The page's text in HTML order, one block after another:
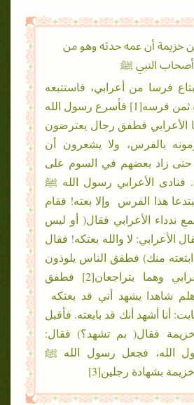
خزيمة أن عمه حدثه وهو من
أصحاب النبي ﷺ
فرسا من أعرابي، فاستتبعه
النبي ﷺ؛ ليقضيه ثمن فرسه[1] فأسرع رسول الله
الأعرابي فطفق رجال يعترضون
بالفرس، ولا يشعرون أن
حتى زاد بعضهم في السوم على
فنادى الأعرابي رسول الله ﷺ
هذا الفرس وإلا بعته! فقام
ندداء الأعرابي فقال( أو ليس
الأعرابي: لا والله بعتكه! فقال
منك) فطفق الناس يلوذون
بالنبي ﷺ والأعرابي وهما يتراجعان[2] فطفق
شاهدا يشهد أني قد بعتكه
أنا أشهد أنك قد بايعته. فأقبل
فقال( بم تشهد؟) فقال:
الله، فجعل رسول الله ﷺ
بشهادة رجلين[3]